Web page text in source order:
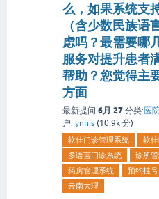
么，如果系统支
（含少数民族语
虑吗？最需要哪
服务对提升患者
帮助？您觉得主
方面
最新提问 6月 27 分类:医
户: ynhis (10.9k 分)
软佳门诊管理系统
软
多语言门诊系统
诊所
药房管理系统
预约挂号
云南大理